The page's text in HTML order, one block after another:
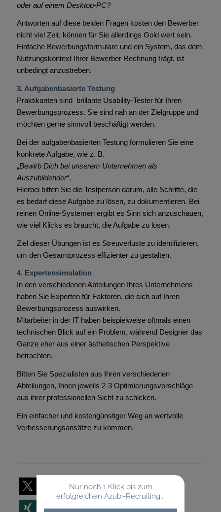
oder auf einem Desktop-PC?
Antworten auf diese beiden Fragen kosten den Bewerber
nicht viel Zeit, können für Sie allerdings Gold wert sein.
Einfache Bewerbungsformulare und ein System, das dem
Nutzungskontext Ihrer Bewerber Rechnung trägt, ist
unbedingt anzustreben.
3. Aufgabenbasierte Testung
Praktikanten sind brillante Usability-Tester für Ihren
Bewerbungsprozess. Sie sind nah an der Zielgruppe und
möchten gerne sinnvoll beschäftigt werden.
Bei der aufgabenbasierten Testung formulieren Sie eine
konkrete Aufgabe, wie z. B.
„Bewirb Dich bei unserem Unternehmen als
Auszubildender“.
Hierbei bitten Sie die Testperson darum, alle Schritte, die
es bedarf diese Aufgabe zu lösen, zu dokumentieren. Bei
reinen Online-Systemen ergibt es Sinn sich anzuschauen,
wie viel Klicks es braucht, die Aufgabe zu lösen.
Ziel dieser Übungen ist es Streuverluste zu identifizieren,
um den Gesamtprozess effizienter zu gestalten.
4. Expertensimulation
In den verschiedenen Abteilungen Ihres Unternehmens
haben Sie Experten für Faktoren, die sich auf Ihren
Bewerbungsprozess auswirken.
Mitarbeiter in der IT haben beispielweise oftmals einen
technischen Blick auf ein Problem, während Designer das
Ganze eher aus einer ästhetischen Perspektive
betrachten.
Bitten Sie Spezialisten aus Ihren verschiedenen
Abteilungen, Ihnen jeweils 2-3 Optimierungsvorschläge
aus ihrer professionellen Sicht zu schicken.
Ein einfacher und kostengünstiger Weg an wertvolle
Verbesserungsansätze zu kommen.
E-Mail
teilen teilen
Nur noch 1 Klick bis zum
erfolgreichen Azubi-Recruiting...